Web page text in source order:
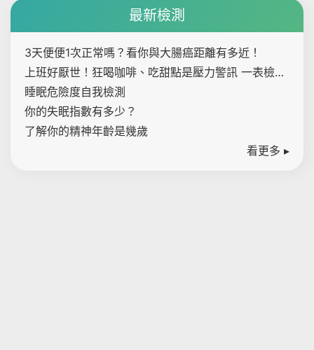
最新檢測
3天便便1次正常嗎？看你與大腸癌距離有多近！
上班好厭世！狂喝咖啡、吃甜點是壓力警訊 一表檢測
內心壓力指數
睡眠危險度自我檢測
你的失眠指數有多少？
了解你的精神年齡是幾歲
看更多 ▸